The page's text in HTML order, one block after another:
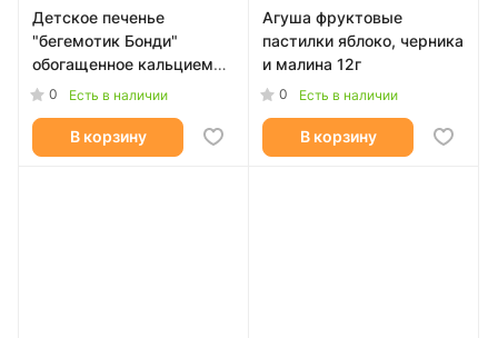
Детское печенье
"бегемотик Бонди"
обогащенное кальцием
180 гр
0 Есть в наличии
В корзину
Агуша фруктовые
пастилки яблоко, черника
и малина 12г
0 Есть в наличии
В корзину